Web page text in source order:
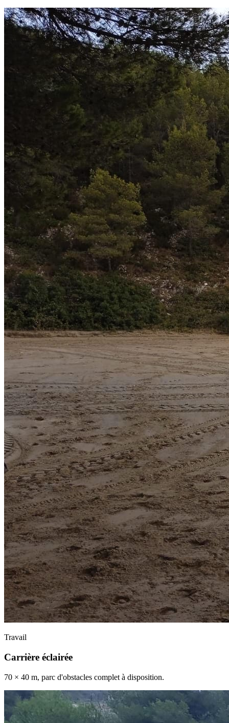
Travail
Carrière éclairée
70 × 40 m, parc d'obstacles complet à disposition.